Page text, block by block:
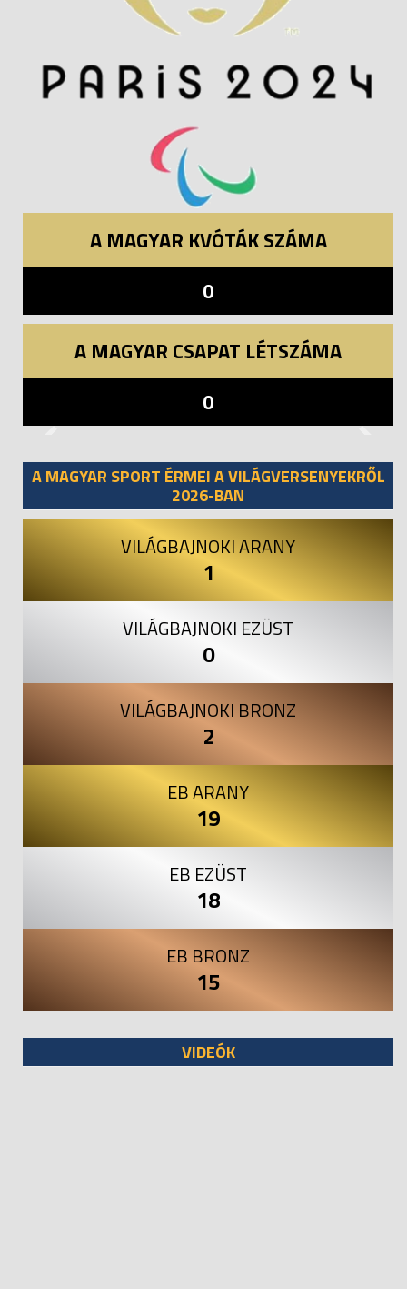
A MAGYAR KVÓTÁK SZÁMA
0
A MAGYAR CSAPAT LÉTSZÁMA
0
A MAGYAR SPORT ÉRMEI A VILÁGVERSENYEKRŐL
2026-BAN
VILÁGBAJNOKI ARANY
1
VILÁGBAJNOKI EZÜST
0
VILÁGBAJNOKI BRONZ
2
EB ARANY
19
EB EZÜST
18
EB BRONZ
15
VIDEÓK